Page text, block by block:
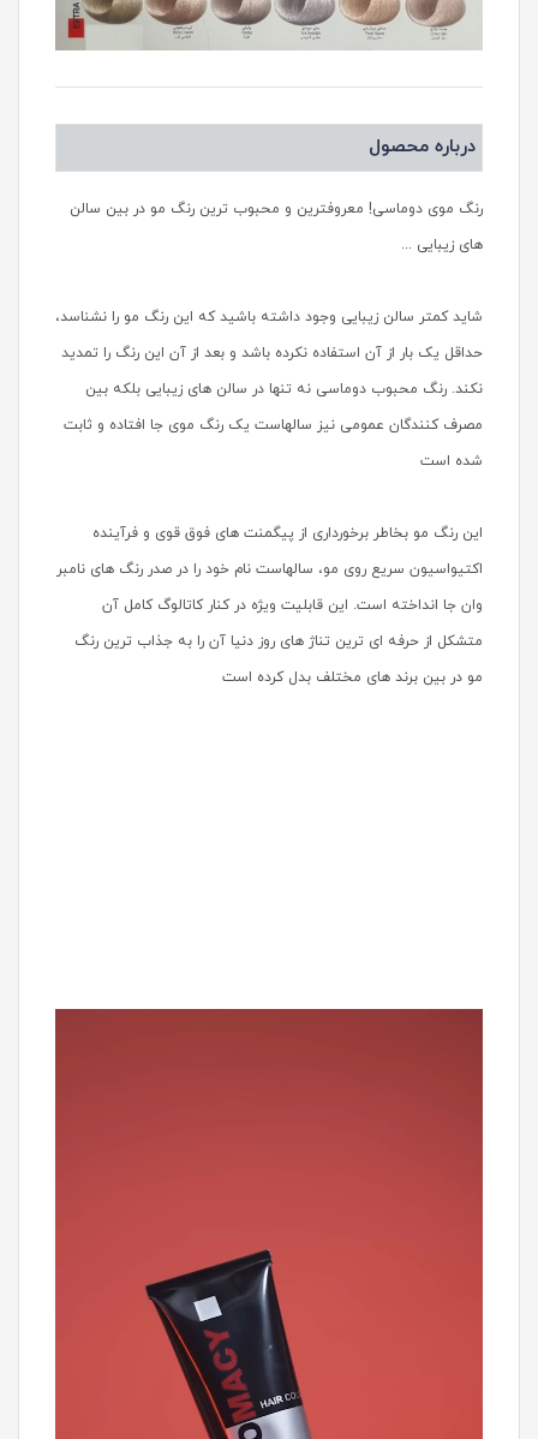
درباره محصول
رنگ موی دوماسی! معروفترین و محبوب ترین رنگ مو در بین سالن
های زیبایی ...
شاید کمتر سالن زیبایی وجود داشته باشید که این رنگ مو را نشناسد،
حداقل یک بار از آن استفاده نکرده باشد و بعد از آن این رنگ را تمدید
نکند. رنگ محبوب دوماسی نه تنها در سالن های زیبایی بلکه بین
مصرف کنندگان عمومی نیز سالهاست یک رنگ موی جا افتاده و ثابت
شده است
این رنگ مو بخاطر برخورداری از پیگمنت های فوق قوی و فرآینده
اکتیواسیون سریع روی مو، سالهاست نام خود را در صدر رنگ های نامبر
وان جا انداخته است. این قابلیت ویژه در کنار کاتالوگ کامل آن
متشکل از حرفه ای ترین تناژ های روز دنیا آن را به جذاب ترین رنگ
مو در بین برند های مختلف بدل کرده است